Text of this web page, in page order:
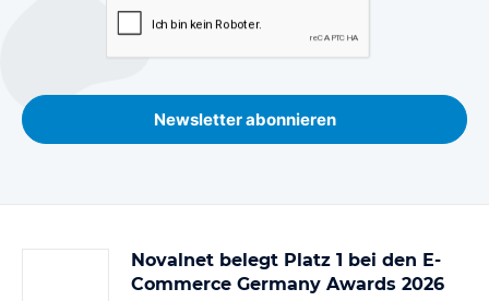
Newsletter abonnieren
Novalnet belegt Platz 1 bei den E-
Commerce Germany Awards 2026